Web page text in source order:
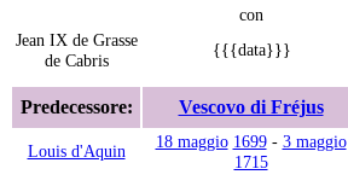
con
Jean IX de Grasse
de Cabris
{{{data}}}
Predecessore: Vescovo di Fréjus
Louis d'Aquin 18 maggio 1699- 3 maggio
1715